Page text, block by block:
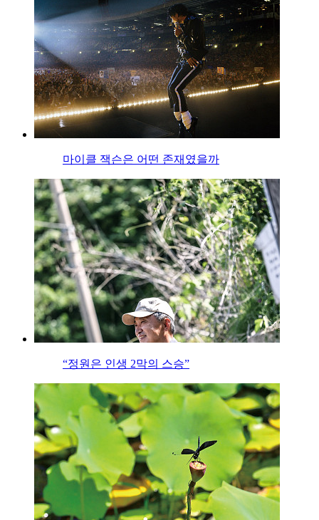
마이클 잭슨은 어떤 존재였을까
“정원은 인생 2막의 스승”